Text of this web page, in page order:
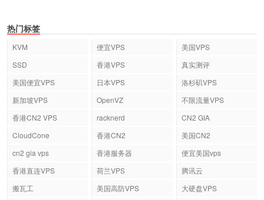
热门标签
KVM 便宜VPS
美国VPS
SSD
香港VPS
真实测评
美国便宜VPS
日本VPS
洛杉矶VPS
新加坡VPS
OpenVZ
不限流量VPS
香港CN2 VPS
racknerd
CN2 GIA
CloudCone
香港CN2
美国CN2
cn2 gia vps
香港服务器
便宜美国vps
香港直连VPS
荷兰VPS
腾讯云
搬瓦工
美国高防VPS
大硬盘VPS